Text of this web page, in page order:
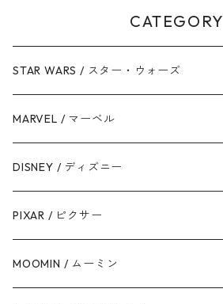
CATEGORY
STAR WARS / スター・ウォーズ
ダース・ベイダー
ストームトルーパー
ハン・ソロ
ドロイド
MARVEL / マーベル
マーベルコミック
アベンジャーズ
スパイダーマン
DISNEY / ディズニー
ディズニーフレンズ
ディズニープリンセス
PIXAR / ピクサー
トイ・ストーリー
MOOMIN / ムーミン